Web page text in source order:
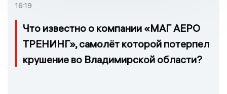
16:19
Что известно о компании «МАГ АЕРО
ТРЕНИНГ», самолёт которой потерпел
крушение во Владимирской области?